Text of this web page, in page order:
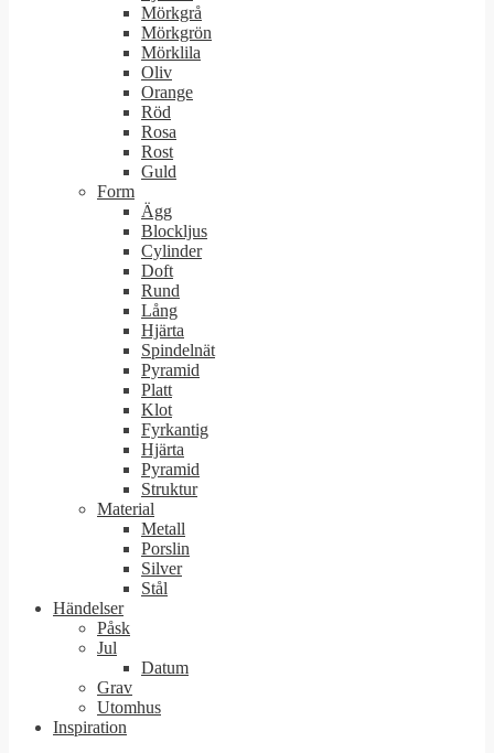
Mörkgrå
Mörkgrön
Mörklila
Oliv
Orange
Röd
Rosa
Rost
Guld
Form
Ägg
Blockljus
Cylinder
Doft
Rund
Lång
Hjärta
Spindelnät
Pyramid
Platt
Klot
Fyrkantig
Hjärta
Pyramid
Struktur
Material
Metall
Porslin
Silver
Stål
Händelser
Påsk
Jul
Datum
Grav
Utomhus
Inspiration